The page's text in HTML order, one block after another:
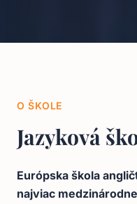
O ŠKOLE
Jazyková
Európska škola
najviac